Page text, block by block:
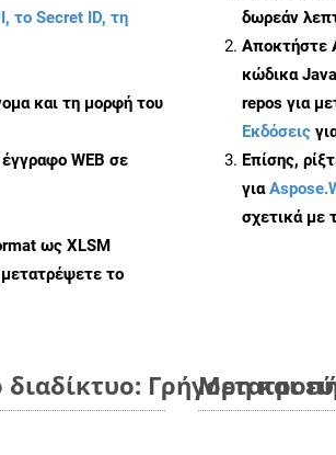
το Secret ID, τη
και τη μορφή του
WEB σε
ως XLSM
μετατρέψετε το
δωρεάν
Αποκτήστε
κώδικα
repos για
Εκδόσεις
Επίσης,
για
σχετικά με
Γρήγορη και